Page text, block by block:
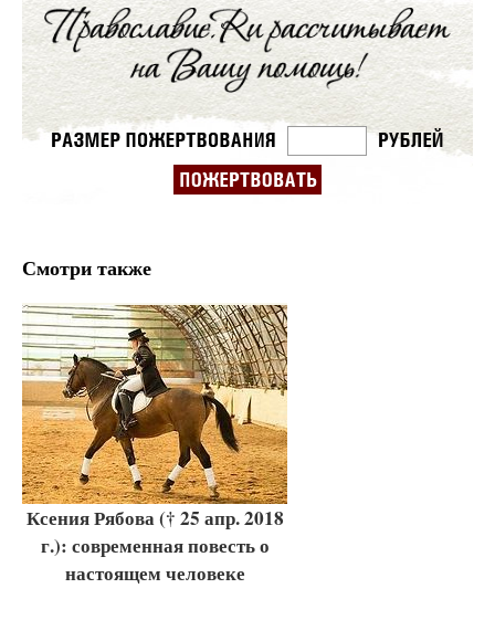
Смотри также
Ксения Рябова († 25 апр. 2018
г.): современная повесть о
настоящем человеке